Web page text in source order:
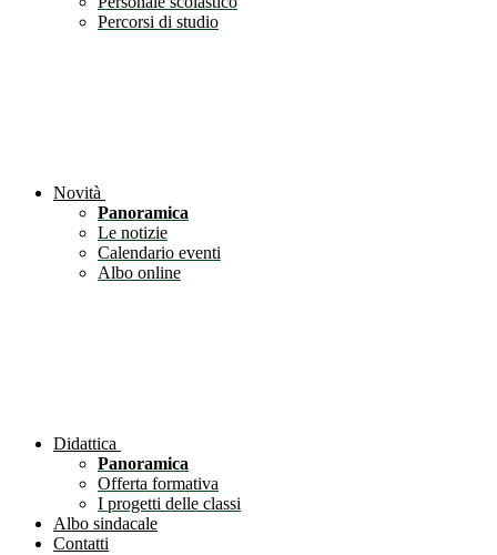
Percorsi di studio
Novità
Panoramica
Le notizie
Calendario eventi
Albo online
Didattica
Panoramica
Offerta formativa
I progetti delle classi
Albo sindacale
Contatti